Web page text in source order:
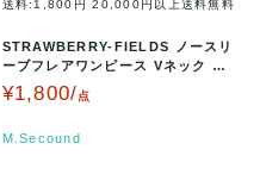
送料:1,800円 20,000円以上送料無料
STRAWBERRY-FIELDS ノースリ
ーブフレアワンピース Vネック ブ
ラック×ベージュ 62…
¥1,800/点
M.Secound